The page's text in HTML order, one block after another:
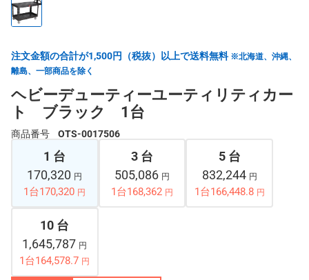
注文金額の合計が1,500円（税抜）以上で送料無料 ※北海道、沖縄、
離島、一部商品を除く
ヘビーデューティーユーティリティカー
ト ブラック 1台
商品番号 OTS-0017506
1 台
170,320 円
1台170,320 円
3 台
505,086 円
1台168,362 円
5 台
832,244 円
1台166,448.8 円
10 台
1,645,787 円
1台164,578.7 円